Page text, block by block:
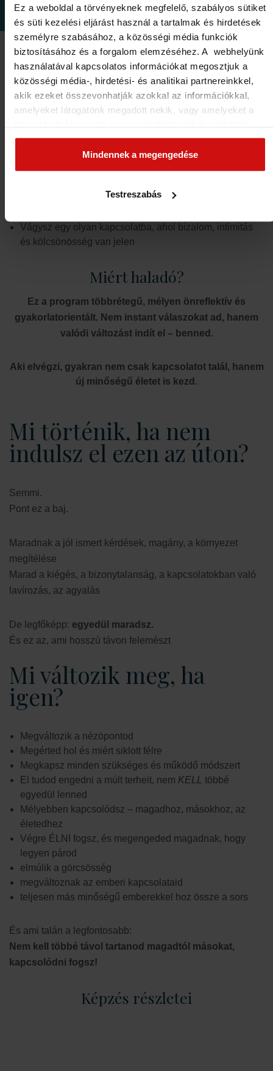
Ez a weboldal a törvényeknek megfelelő, szabályos sütiket
és süti kezelési eljárást használ a tartalmak és hirdetések
személyre szabásához, a közösségi média funkciók
biztosításához és a forgalom elemzéséhez. A webhelyünk
használatával kapcsolatos információkat megosztjuk a
közösségi média-, hirdetési- és analitikai partnereinkkel,
akik ezeket összevonhatják azokkal az információkkal,
amelyeket látogatónk megadott nekik, vagy amelyeket a
Elfogadásával segíti a munkánkat és nagyobb felhasználói
élményt biztosíthatunk mi is látogatóinknak.
Mindennek a megengedése
Testreszabás
csak elkezdődjön, de fenn is maradjon egy kapcsolat
Kinek való ez a szeminárium?
Már túl vagy néhány randin vagy kapcsolaton, de nem
Unod a sablonos tanácsokat és valódi megértésre
Szeretnél fejlődni – de nem „társkereső trükkökben”,
Készen állsz szembenézni a belső mintáiddal, és új utat
Vágysz egy olyan kapcsolatba, ahol bizalom, intimitás
és kölcsönösség van jelen
Miért haladó?
Ez a program többrétegű, mélyen önreflektív és
gyakorlatorientált. Nem instant válaszokat ad, hanem
valódi változást indít el – benned.
Aki elvégzi, gyakran nem csak kapcsolatot talál, hanem
új minőségű életet is kezd.
Mi történik, ha nem
indulsz el ezen az úton?
Semmi.
Pont ez a baj.
Maradnak a jól ismert kérdések, magány, a környezet
megítélése
Marad a kiégés, a bizonytalanság, a kapcsolatokban való
lavírozás, az agyalás
De legfőképp: egyedül maradsz.
És ez az, ami hosszú távon felemészt
Mi változik meg, ha
igen?
Megváltozik a nézöpontod
Megérted hol és miért siklott félre
Megkapsz minden szükséges és működő módszert
El tudod engedni a múlt terheit, nem KELL többé
egyedül lenned
Mélyebben kapcsolódsz – magadhoz, másokhoz, az
életedhez
Végre ÉLNI fogsz, és megengeded magadnak, hogy
legyen párod
elmúlik a görcsösség
megváltoznak az emberi kapcsolataid
teljesen más minőségű emberekkel hoz össze a sors
És ami talán a legfontosabb:
Nem kell többé távol tartanod magadtól másokat,
kapcsolódni fogsz!
Képzés részletei